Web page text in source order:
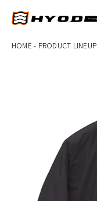
HOME - PRODUCT LINEUP